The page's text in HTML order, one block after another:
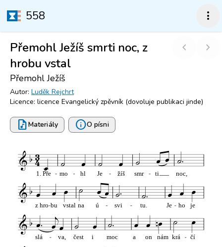
558 more_vert
Přemohl Ježíš smrti noc, z
hrobu vstal
chevron_left chevron_right
Přemohl Ježíš
Autor: Luděk Rejchrt
Licence: licence Evangelický zpěvník (dovoluje publikaci jinde)
audio_fileMateriály infoO písni